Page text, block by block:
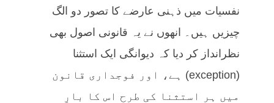
نفسیات میں ذہنی عارضے کا تصور دو الگ
چیزیں ہیں۔ انھوں نے یہ قانونی اصول بھی
نظرانداز کر دیا کہ دیوانگی ایک استثنا
(exception) ہے، اور فوجداری قانون
میں ہر استثنا کی طرح اس کا بارِ